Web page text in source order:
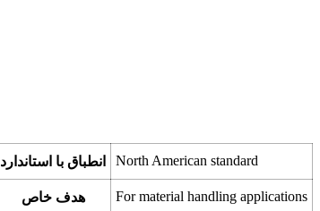
انطباق با استاندارد North American standard
هدف خاص For material handling applications